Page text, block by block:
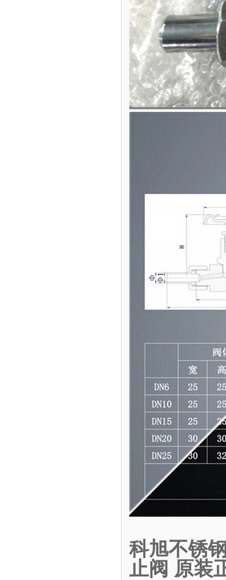
科旭不锈
止阀 原装